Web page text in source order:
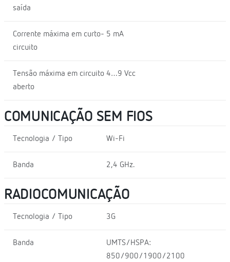
saída
Corrente máxima em curto-
circuito
5 mA
Tensão máxima em circuito
aberto
4…9 Vcc
COMUNICAÇÃO SEM FIOS
Tecnologia / Tipo Wi-Fi
Banda 2,4 GHz.
RADIOCOMUNICAÇÃO
Tecnologia / Tipo 3G
Banda
UMTS/HSPA:
850/900/1900/2100